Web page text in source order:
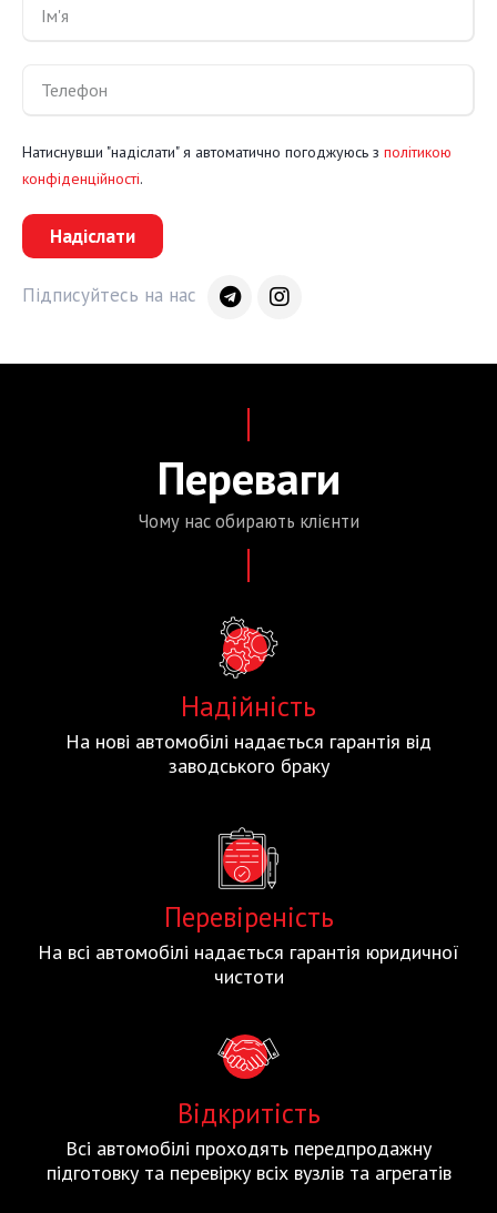
Натиснувши "надіслати" я автоматично погоджуюсь з політикою
конфіденційності.
Надіслати
Підписуйтесь на нас
Переваги
Чому насобирають клієнти
Надійність
На нові автомобілі надається гарантія від
заводського браку
Перевіреність
На всі автомобілі надається гарантія юридичної
чистоти
Відкритість
Всі автомобілі проходять передпродажну
підготовку та перевірку всіх вузлів та агрегатів